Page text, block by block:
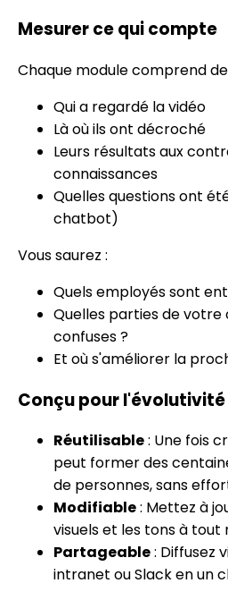
Mesurer ce qui compte
Chaque module comprend
Qui a regardé la vidéo
Là où ils ont décroché
Leurs résultats aux
connaissances
Quelles questions ont
chatbot)
Vous saurez :
Quels employés sont
Quelles parties de votre
confuses ?
Et où s'améliorer la
Conçu pour l'évolutivité
Réutilisable: Une fois
peut former des
de personnes, sans
Modifiable: Mettez à
visuels et les tons à tout
Partageable: Diffusez
intranet ou Slack en un